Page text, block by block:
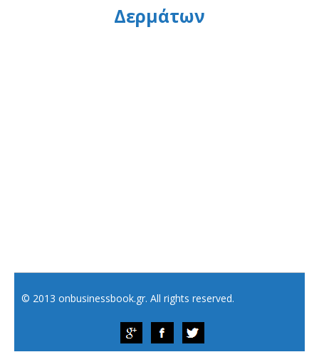
Δερμάτων
© 2013 onbusinessbook.gr. All rights reserved.